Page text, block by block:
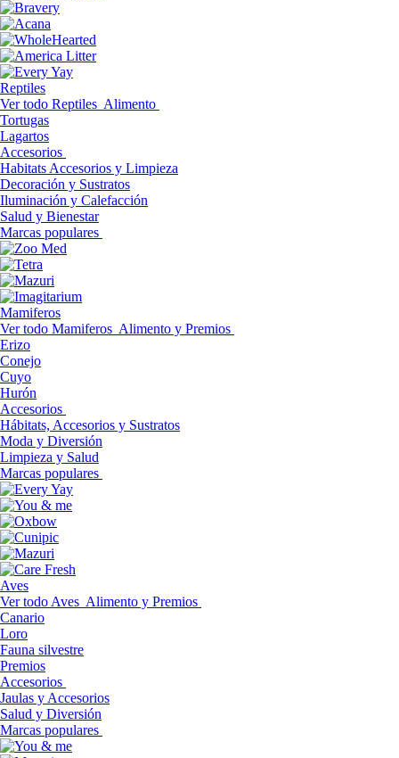
Reptiles
Ver todo Reptiles Alimento
Tortugas
Lagartos
Accesorios
Habitats Accesorios y Limpieza
Decoración y Sustratos
Iluminación y Calefacción
Salud y Bienestar
Marcas populares
Mamiferos
Ver todo Mamiferos Alimento y Premios
Erizo
Conejo
Cuyo
Hurón
Accesorios
Hábitats, Accesorios y Sustratos
Moda y Diversión
Limpieza y Salud
Marcas populares
Aves
Ver todo Aves Alimento y Premios
Canario
Loro
Fauna silvestre
Premios
Accesorios
Jaulas y Accesorios
Salud y Diversión
Marcas populares